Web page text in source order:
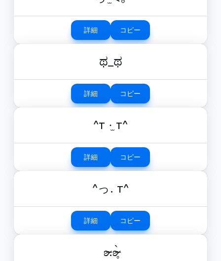
詳細 コピー
ಥ_ಥ
詳細 コピー
^т ·̫ т^
詳細 コピー
^っ. т^
詳細 コピー
ʚ̴̶̷.ʚ̴̶̷̥̀